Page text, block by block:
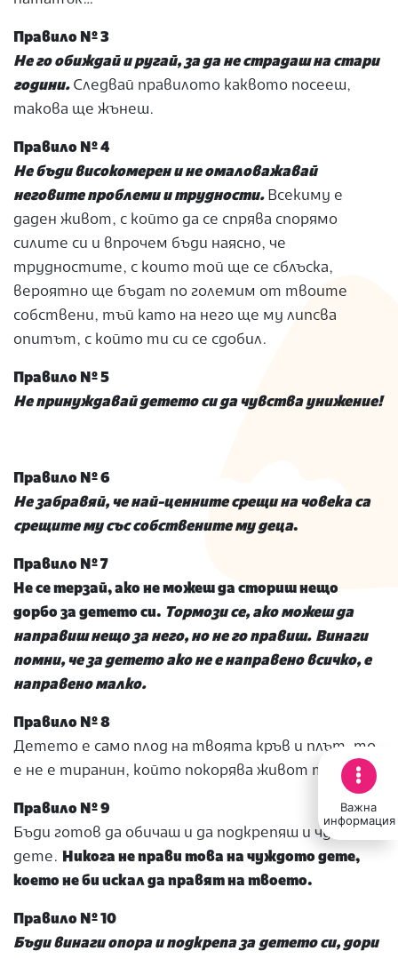
Важна
информация
Правило № 3
Не го обиждай и ругай, за да не страдаш на стари
години. Следвай правилото каквото посееш,
такова ще жънеш.
Правило № 4
Не бъди високомерен и не омаловажавай
неговите проблеми и трудности. Всекиму е
даден живот, с който да се спрява спорямо
силите си и впрочем бъди наясно, че
трудностите, с които той ще се сблъска,
вероятно ще бъдат по големим от твоите
собствени, тъй като на него ще му липсва
опитът, с който ти си се сдобил.
Правило № 5
Не принуждавай детето си да чувства унижение!
Правило № 6
Не забравяй, че най-ценните срещи на човека са
срещите му със собствените му деца.
Правило № 7
Не се терзай, ако не можеш да сториш нещо
дорбо за детето си. Тормози се, ако можеш да
направиш нещо за него, но не го правиш. Винаги
помни, че за детето ако не е направено всичко, е
направено малко.
Правило № 8
Детето е само плод на твоята кръв и плът, то
е не е тиранин, който покорява живот ти.
Правило № 9
Бъди готов да обичаш и да подкрепяш и чуждото
дете. Никога не прави това на чуждото дете,
което не би искал да правят на твоето.
Правило № 10
Бъди винаги опора и подкрепа за детето си, дори